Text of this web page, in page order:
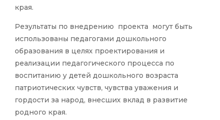
края.
Результаты по внедрению проекта могут быть
использованы педагогами дошкольного
образования в целях проектирования и
реализации педагогического процесса по
воспитанию у детей дошкольного возраста
патриотических чувств, чувства уважения и
гордости за народ, внесших вклад в развитие
родного края.